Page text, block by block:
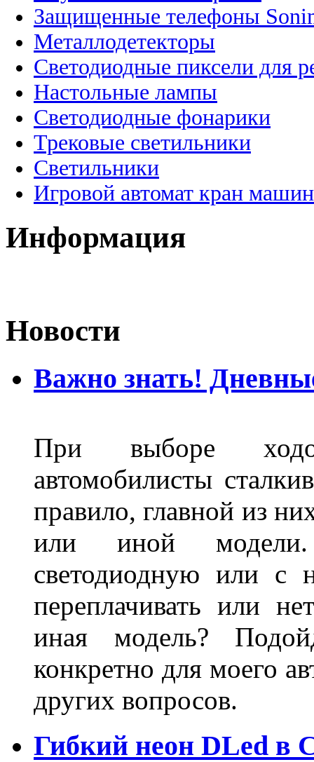
Защищенные телефоны
Металлодетекторы
Светодиодные пиксели для
Настольные лампы
Светодиодные фонарики
Трековые светильники
Светильники
Игровой автомат кран
Информация
Новости
Важно знать!
При выборе
автомобилисты
правило, главной из
или иной
светодиодную или с
переплачивать или
иная модель?
конкретно для моего
других вопросов.
Гибкий неон DLed в